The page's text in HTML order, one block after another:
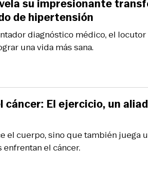
diagnóstico médico, el
una vida más sana.
su impresionante
de hipertensión
el cuerpo, sino que también juega
el cáncer.
El ejercicio, un